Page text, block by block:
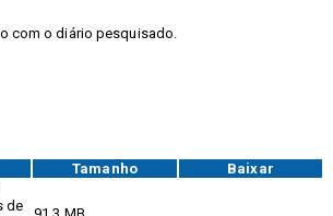
com o diário pesquisado.
Tamanho Baixar
de